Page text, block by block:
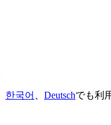
한국어 Deutschでも利